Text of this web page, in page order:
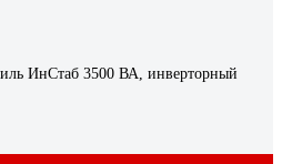
ИнСтаб 3500 ВА, инверторный